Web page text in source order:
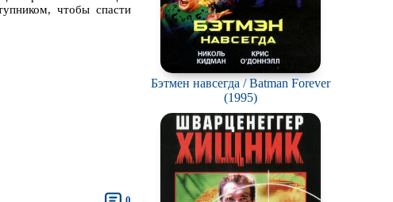
чтобы спасти
Бэтмен навсегда / Batman Forever
(1995)